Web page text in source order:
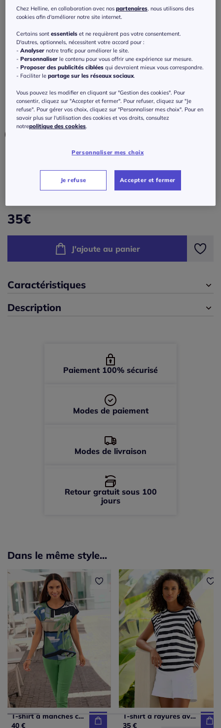
T-shirt à encolure en U avec fronces
latérales en jersey extensible
Couleur :marine
Veuillez sélectionner une taille
En stock
46/48 -En stock
35€
J'ajoute au panier
Caractéristiques
Description
Paiement 100% sécurisé
Modes de paiement
Modes de livraison
Retour gratuit sous 100
jours
Dans le même style...
T-shirt à manches courtes motif graphique au style décontracté
40 €
T-shirt à rayures avec encolure ronde et manches courtes
35 €
Chez Helline, en collaboration avec nospartenaires , nous utilisons des
cookies afin d'améliorer notre site internet.
Certains sontessentiels et ne requièrent pas votre consentement.
D'autres, optionnels, nécessitent votre accord pour :
-Analyser notre trafic pour améliorer le site.
-Personnaliser le contenu pour vous offrir une expérience sur mesure.
-Proposer des publicités ciblées qui devraient mieux vous correspondre.
- Faciliter lepartage sur les réseaux sociaux
Vous pouvez les modifier en cliquant sur "Gestion des cookies". Pour
consentir, cliquez sur "Accepter et fermer". Pour refuser, cliquez sur "Je
refuse". Pour gérer vos choix, cliquez sur "Personnaliser mes choix". Pour en
savoir plus sur l'utilisation des cookies et vos droits, consultez
notrepolitique des cookies
Personnaliser mes choix
Je refuse Accepter et fermer